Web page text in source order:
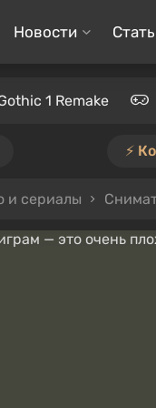
Новости
1 Remake
⚡️
и сериалы